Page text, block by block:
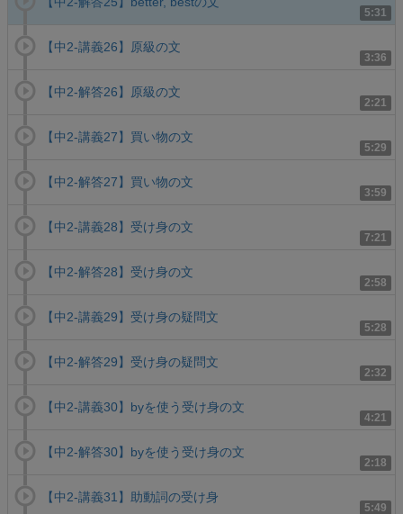
5:31
3:36
【中2-講義26】原級の文
2:21
【中2-解答26】原級の文
5:29
【中2-講義27】買い物の文
3:59
【中2-解答27】買い物の文
7:21
【中2-講義28】受け身の文
2:58
【中2-解答28】受け身の文
5:28
【中2-講義29】受け身の疑問文
2:32
【中2-解答29】受け身の疑問文
4:21
【中2-講義30】byを使う受け身の文
2:18
【中2-解答30】byを使う受け身の文
5:49
【中2-講義31】助動詞の受け身